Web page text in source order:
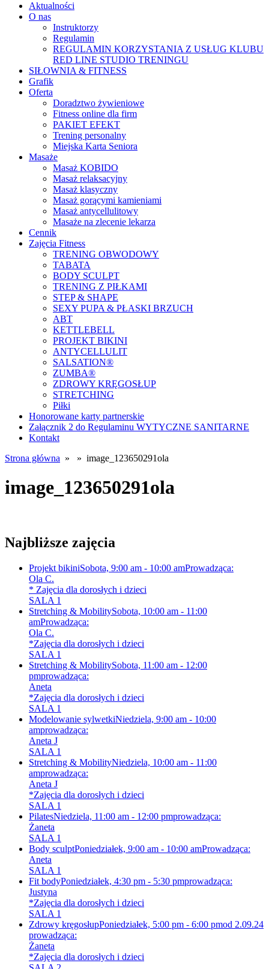
Aktualności
O nas
Instruktorzy
Regulamin
REGULAMIN KORZYSTANIA Z USŁUG KLUBU
RED LINE STUDIO TRENINGU
SIŁOWNIA & FITNESS
Grafik
Oferta
Doradztwo żywieniowe
Fitness online dla firm
PAKIET EFEKT
Trening personalny
Miejska Karta Seniora
Masaże
Masaż KOBIDO
Masaż relaksacyjny
Masaż klasyczny
Masaż gorącymi kamieniami
Masaż antycellulitowy
Masaże na zlecenie lekarza
Cennik
Zajęcia Fitness
TRENING OBWODOWY
TABATA
BODY SCULPT
TRENING Z PIŁKAMI
STEP & SHAPE
SEXY PUPA & PŁASKI BRZUCH
ABT
KETTLEBELL
PROJEKT BIKINI
ANTYCELLULIT
SALSATION®
ZUMBA®
ZDROWY KRĘGOSŁUP
STRETCHING
Piłki
Honorowane karty partnerskie
Załącznik 2 do Regulaminu WYTYCZNE SANITARNE
Kontakt
Strona główna » » image_123650291ola
image_123650291ola
Najbliższe zajęcia
Projekt bikiniSobota, 9:00 am - 10:00 amProwadząca:
Ola C.
* Zajęcia dla dorosłych i dzieci
SALA 1
Stretching & MobilitySobota, 10:00 am - 11:00
amProwadząca:
Ola C.
*Zajęcia dla dorosłych i dzieci
SALA 1
Stretching & MobilitySobota, 11:00 am - 12:00
pmprowadząca:
Aneta
*Zajęcia dla dorosłych i dzieci
SALA 1
Modelowanie sylwetkiNiedziela, 9:00 am - 10:00
amprowadząca:
Aneta J
SALA 1
Stretching & MobilityNiedziela, 10:00 am - 11:00
amprowadząca:
Aneta J
*Zajęcia dla dorosłych i dzieci
SALA 1
PilatesNiedziela, 11:00 am - 12:00 pmprowadząca:
Żaneta
SALA 1
Body sculptPoniedziałek, 9:00 am - 10:00 amProwadząca:
Aneta
SALA 1
Fit bodyPoniedziałek, 4:30 pm - 5:30 pmprowadząca:
Justyna
*Zajęcia dla dorosłych i dzieci
SALA 1
Zdrowy kręgosłupPoniedziałek, 5:00 pm - 6:00 pmod 2.09.24
prowadząca:
Żaneta
*Zajęcia dla dorosłych i dzieci